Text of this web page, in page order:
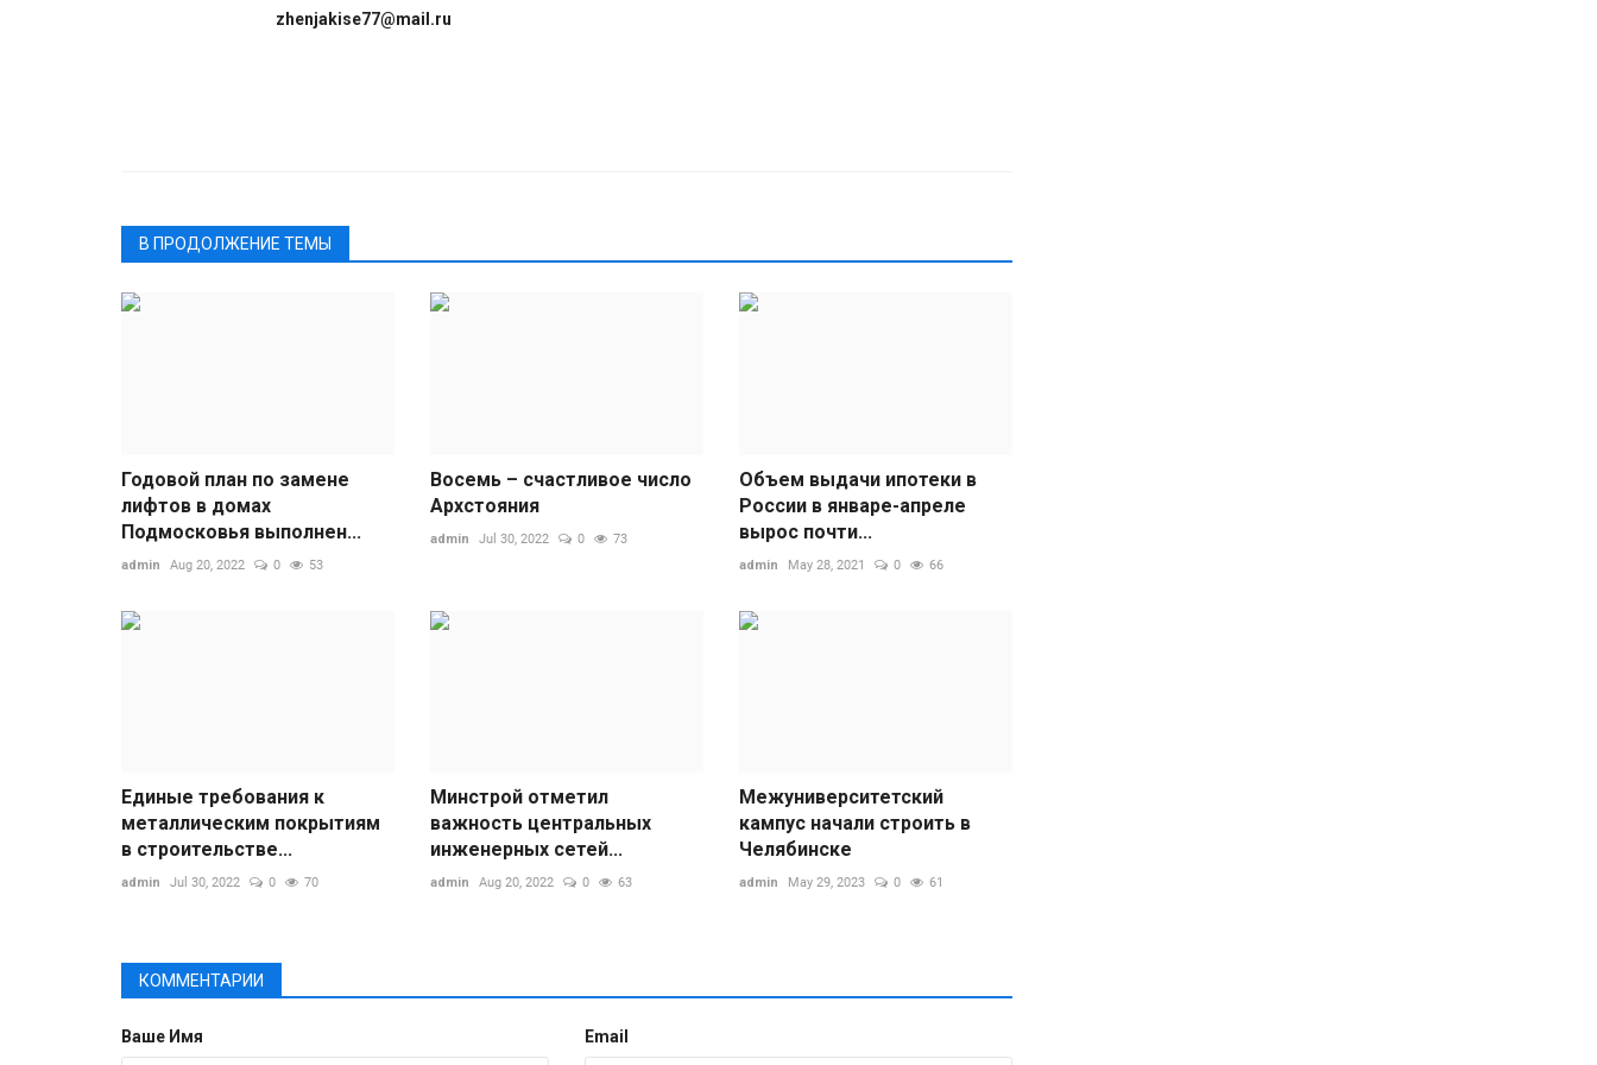
zhenjakise77@mail.ru
В ПРОДОЛЖЕНИЕ ТЕМЫ
Годовой план по замене
лифтов в домах
Подмосковья выполнен...
admin Aug 20, 2022 0 53
Восемь – счастливое число
Архстояния
admin Jul 30, 2022 0 73
Объем выдачи ипотеки в
России в январе-апреле
вырос почти...
admin May 28, 2021 0 66
Единые требования к
металлическим покрытиям
в строительстве...
admin Jul 30, 2022 0 70
Минстрой отметил
важность центральных
инженерных сетей...
admin Aug 20, 2022 0 63
Межуниверситетский
кампус начали строить в
Челябинске
admin May 29, 2023 0 61
КОММЕНТАРИИ
Ваше Имя Email